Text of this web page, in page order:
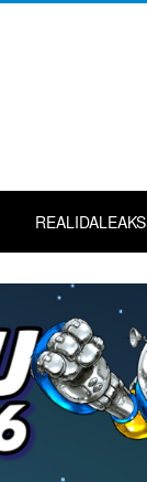
REALIDALEAKS